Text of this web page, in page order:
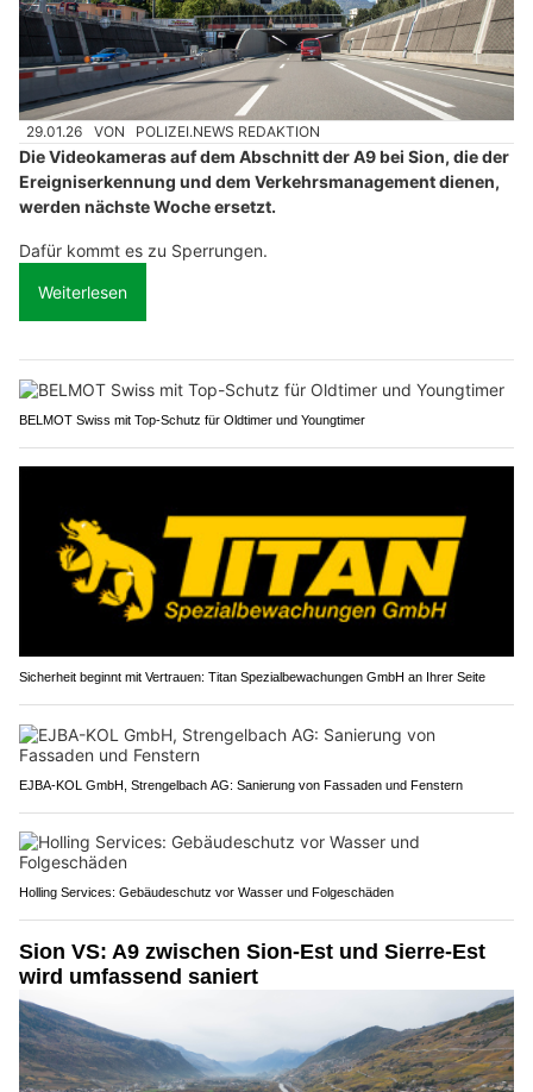
29.01.26 VON POLIZEI.NEWS REDAKTION
Die Videokameras auf dem Abschnitt der A9 bei Sion, die der
Ereigniserkennung und dem Verkehrsmanagement dienen,
werden nächste Woche ersetzt.
Dafür kommt es zu Sperrungen.
Weiterlesen
BELMOT Swiss mit Top-Schutz für Oldtimer und Youngtimer
Sicherheit beginnt mit Vertrauen: Titan Spezialbewachungen GmbH an Ihrer Seite
EJBA-KOL GmbH, Strengelbach AG: Sanierung von Fassaden und Fenstern
Holling Services: Gebäudeschutz vor Wasser und Folgeschäden
Sion VS: A9 zwischen Sion-Est und Sierre-Est
wird umfassend saniert